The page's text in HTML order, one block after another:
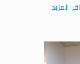
اقرا المزيد